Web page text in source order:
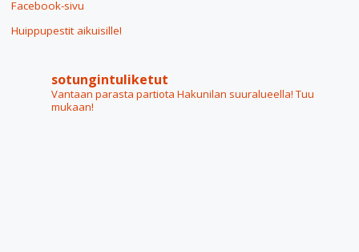
Facebook-sivu
Huippupestit aikuisille!
sotungintuliketut
Vantaan parasta partiota Hakunilan suuralueella! Tuu
mukaan!